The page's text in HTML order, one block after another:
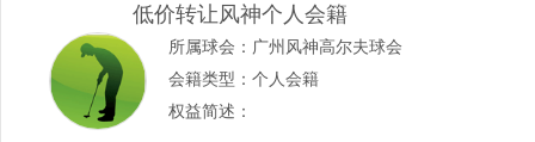
低价转让风神个人会籍
所属球会： 广州风神高尔夫球会
会籍类型：个人会籍
权益简述：